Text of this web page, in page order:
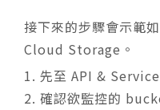
接下來的步驟會示範
Cloud Storage。
1. 先至 API &
2. 確認欲監控的